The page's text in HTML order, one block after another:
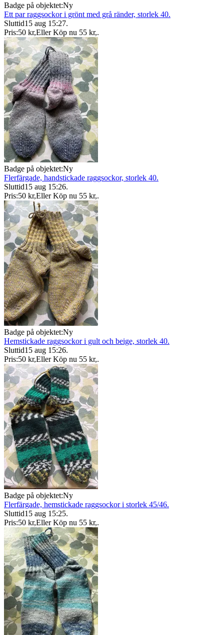
Badge på objektet:Ny
Ett par raggsockor i grönt med grå ränder, storlek 40.
Sluttid15 aug 15:27.
Pris:50 kr,Eller Köp nu 55 kr,.
Badge på objektet:Ny
Flerfärgade, handstickade raggsockor, storlek 40.
Sluttid15 aug 15:26.
Pris:50 kr,Eller Köp nu 55 kr,.
Badge på objektet:Ny
Hemstickade raggsockor i gult och beige, storlek 40.
Sluttid15 aug 15:26.
Pris:50 kr,Eller Köp nu 55 kr,.
Badge på objektet:Ny
Flerfärgade, hemstickade raggsockor i storlek 45/46.
Sluttid15 aug 15:25.
Pris:50 kr,Eller Köp nu 55 kr,.